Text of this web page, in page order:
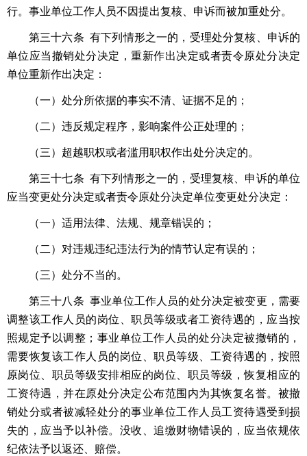
行。事业单位工作人员不因提出复核、申诉而被加重处分。
第三十六条 有下列情形之一的，受理处分复核、申诉的
单位应当撤销处分决定，重新作出决定或者责令原处分决定
单位重新作出决定：
（一）处分所依据的事实不清、证据不足的；
（二）违反规定程序，影响案件公正处理的；
（三）超越职权或者滥用职权作出处分决定的。
第三十七条 有下列情形之一的，受理复核、申诉的单位
应当变更处分决定或者责令原处分决定单位变更处分决定：
（一）适用法律、法规、规章错误的；
（二）对违规违纪违法行为的情节认定有误的；
（三）处分不当的。
第三十八条 事业单位工作人员的处分决定被变更，需要
调整该工作人员的岗位、职员等级或者工资待遇的，应当按
照规定予以调整；事业单位工作人员的处分决定被撤销的，
需要恢复该工作人员的岗位、职员等级、工资待遇的，按照
原岗位、职员等级安排相应的岗位、职员等级，恢复相应的
工资待遇，并在原处分决定公布范围内为其恢复名誉。被撤
销处分或者被减轻处分的事业单位工作人员工资待遇受到损
失的，应当予以补偿。没收、追缴财物错误的，应当依规依
纪依法予以返还、赔偿。